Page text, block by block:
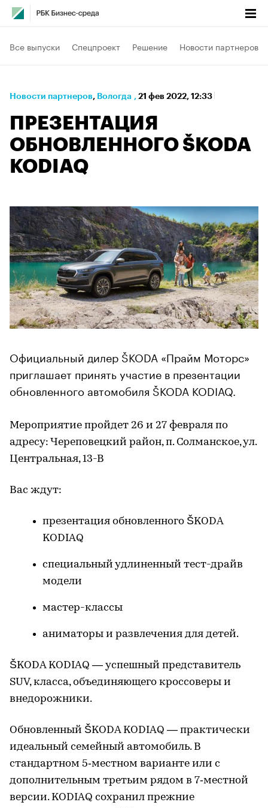
Все выпуски Спецпроект Решение Новости партнеров
Новости партнеров⁠, Вологда , 21 фев 2022, 12:33
ПРЕЗЕНТАЦИЯ
ОБНОВЛЕННОГО ŠKODA
KODIAQ
Официальный дилер ŠKODA «Прайм Моторс»
приглашает принять участие в презентации
обновленного автомобиля ŠKODA KODIAQ.
Мероприятие пройдет 26 и 27 февраля по
адресу: Череповецкий район, п. Солманское, ул.
Центральная, 13-В
Вас ждут:
презентация обновленного ŠKODA
KODIAQ
специальный удлиненный тест-драйв
модели
мастер-классы
аниматоры и развлечения для детей.
ŠKODA KODIAQ — успешный представитель
SUV, класса, объединяющего кроссоверы и
внедорожники.
Обновленный ŠKODA KODIAQ — практически
идеальный семейный автомобиль. В
стандартном 5‑местном варианте или с
дополнительным третьим рядом в 7‑местной
версии. KODIAQ сохранил прежние